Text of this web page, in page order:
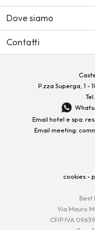
Dove siamo
Contatti
P.zza Superga, 1 -
Email hotel e spa:
Email meeting:
cookies -
Best
Via Mauro
CF/P.IVA